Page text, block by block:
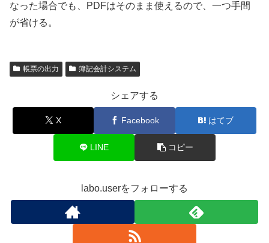
なった場合でも、PDFはそのまま使えるので、一つ手間
が省ける。
帳票の出力 簿記会計システム
シェアする
X Facebook はてブ
LINE コピー
labo.userをフォローする